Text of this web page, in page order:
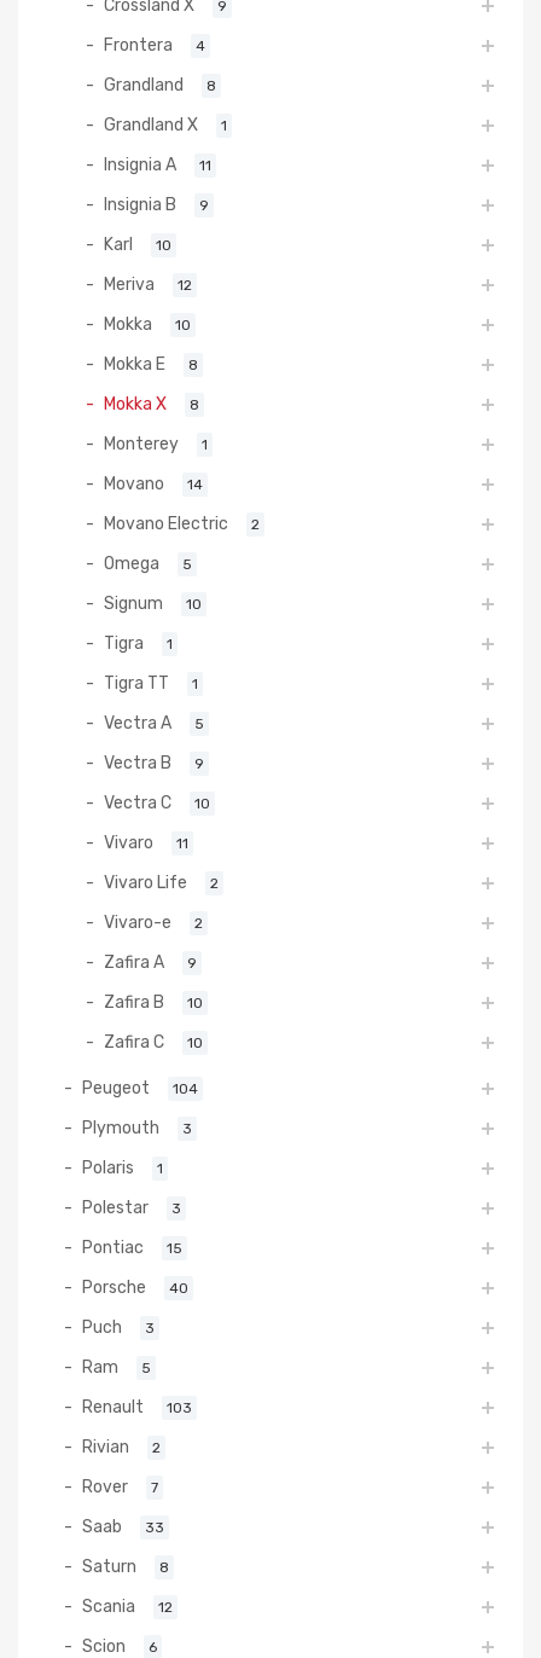
Crossland X 9
Frontera 4
Grandland 8
Grandland X 1
Insignia A 11
Insignia B 9
Karl 10
Meriva 12
Mokka 10
Mokka E 8
Mokka X 8
Monterey 1
Movano 14
Movano Electric 2
Omega 5
Signum 10
Tigra 1
Tigra TT 1
Vectra A 5
Vectra B 9
Vectra C 10
Vivaro 11
Vivaro Life 2
Vivaro-e 2
Zafira A 9
Zafira B 10
Zafira C 10
Peugeot 104
Plymouth 3
Polaris 1
Polestar 3
Pontiac 15
Porsche 40
Puch 3
Ram 5
Renault 103
Rivian 2
Rover 7
Saab 33
Saturn 8
Scania 12
Scion 6